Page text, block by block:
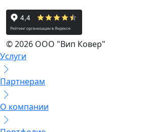
© 2026 ООО "Вип Ковер"
Услуги
Партнерам
О компании